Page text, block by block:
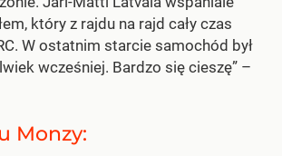
który z rajdu na rajd cały czas
W ostatnim starcie samochód był
wcześniej. Bardzo się cieszę” –
Monzy: